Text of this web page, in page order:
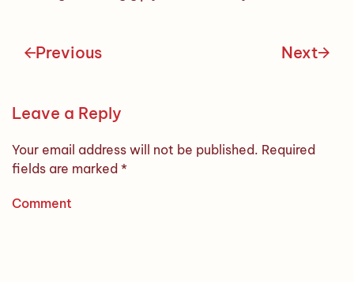
Previous Next
Leave a Reply
Your email address will not be published. Required
fields are marked *
Comment